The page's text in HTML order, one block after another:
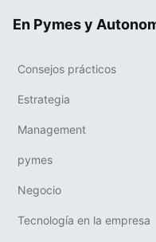
En Pymes y
Consejos prácticos
Estrategia
Management
pymes
Negocio
Tecnología en la empresa